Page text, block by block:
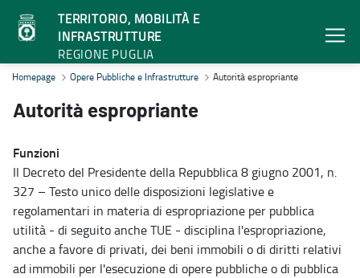
TERRITORIO, MOBILITÀ E
INFRASTRUTTURE
REGIONE PUGLIA
Autorità espropriante - Territorio, mobilità e infrastrutture
Homepage Opere Pubbliche e Infrastrutture Autorità espropriante
Autorità espropriante
Funzioni
Il Decreto del Presidente della Repubblica 8 giugno 2001, n.
327 – Testo unico delle disposizioni legislative e
regolamentari in materia di espropriazione per pubblica
utilità - di seguito anche TUE - disciplina l'espropriazione,
anche a favore di privati, dei beni immobili o di diritti relativi
ad immobili per l'esecuzione di opere pubbliche o di pubblica